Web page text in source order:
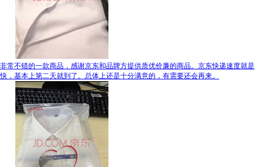
非常不错的一款商品，感谢京东和品牌方提供质优价廉的商品。京东快递速度就是
快，基本上第二天就到了。总体上还是十分满意的，有需要还会再来。